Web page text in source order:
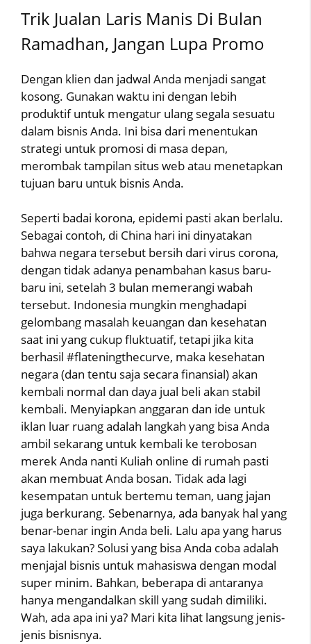
Trik Jualan Laris Manis Di Bulan
Ramadhan, Jangan Lupa Promo
Dengan klien dan jadwal Anda menjadi sangat
kosong. Gunakan waktu ini dengan lebih
produktif untuk mengatur ulang segala sesuatu
dalam bisnis Anda. Ini bisa dari menentukan
strategi untuk promosi di masa depan,
merombak tampilan situs web atau menetapkan
tujuan baru untuk bisnis Anda.
Seperti badai korona, epidemi pasti akan berlalu.
Sebagai contoh, di China hari ini dinyatakan
bahwa negara tersebut bersih dari virus corona,
dengan tidak adanya penambahan kasus baru-
baru ini, setelah 3 bulan memerangi wabah
tersebut. Indonesia mungkin menghadapi
gelombang masalah keuangan dan kesehatan
saat ini yang cukup fluktuatif, tetapi jika kita
berhasil #flateningthecurve, maka kesehatan
negara (dan tentu saja secara finansial) akan
kembali normal dan daya jual beli akan stabil
kembali. Menyiapkan anggaran dan ide untuk
iklan luar ruang adalah langkah yang bisa Anda
ambil sekarang untuk kembali ke terobosan
merek Anda nanti Kuliah online di rumah pasti
akan membuat Anda bosan. Tidak ada lagi
kesempatan untuk bertemu teman, uang jajan
juga berkurang. Sebenarnya, ada banyak hal yang
benar-benar ingin Anda beli. Lalu apa yang harus
saya lakukan? Solusi yang bisa Anda coba adalah
menjajal bisnis untuk mahasiswa dengan modal
super minim. Bahkan, beberapa di antaranya
hanya mengandalkan skill yang sudah dimiliki.
Wah, ada apa ini ya? Mari kita lihat langsung jenis-
jenis bisnisnya.